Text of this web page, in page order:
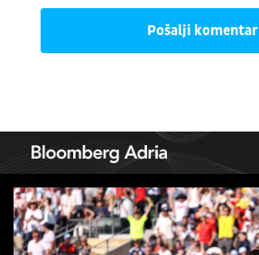
Pošalji komentar